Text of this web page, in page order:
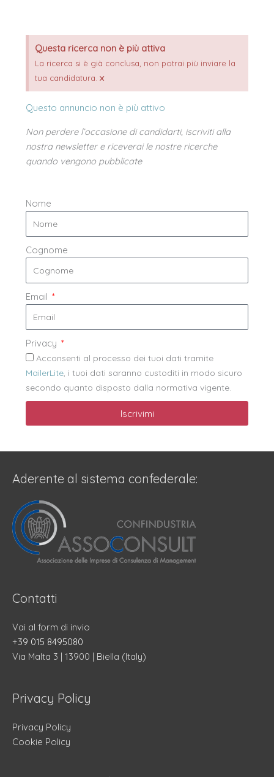
Questa ricerca non è più attiva
La ricerca si è già conclusa, non potrai più inviare la
tua candidatura. ×
Questo annuncio non è più attivo
Non perdere l’occasione di candidarti, iscriviti alla
nostra newsletter e riceverai le nostre ricerche
quando vengono pubblicate
Nome
Cognome
Email
Privacy
Acconsenti al processo dei tuoi dati tramite
MailerLite, i tuoi dati saranno custoditi in modo sicuro
secondo quanto disposto dalla normativa vigente.
Iscrivimi
Aderente al sistema confederale:
Contatti
Vai al form di invio
+39 015 8495080
Via Malta 3 | 13900 | Biella (Italy)
Privacy Policy
Privacy Policy
Cookie Policy